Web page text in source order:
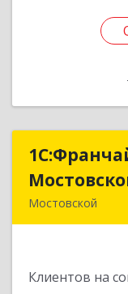
Мостовской
Клиентов на